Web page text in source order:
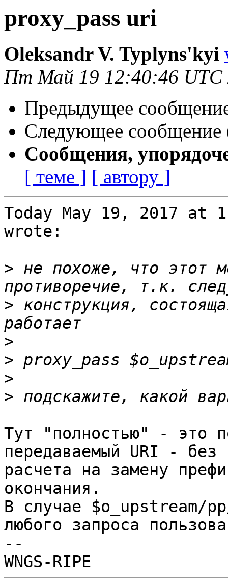
proxy_pass uri
Oleksandr V. Typlyns'kyi
Пт Май 19 12:40:46 UTC
Предыдущее
Следующее сообщение
Сообщения,
[ теме ] [ автору ]
Today May 19, 2017 at
wrote:
> не похоже, что этот
> конструкция,
>
>
>
>
Тут "полностью" - это
передаваемый URI - без
расчета на замену
окончания.
В случае $o_upstream/
любого запроса
--